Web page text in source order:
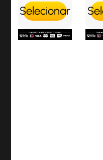
Selecionar